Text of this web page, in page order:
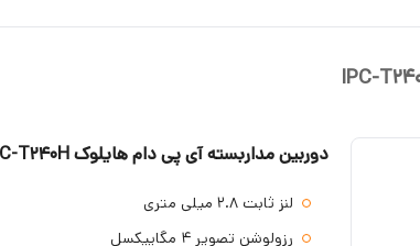
دوربین مداربسته آی پی دام هایلوک IPC-T240H
لنز ثابت 2.8 میلی متری
رزولوشن تصویر 4 مگاپیکسل